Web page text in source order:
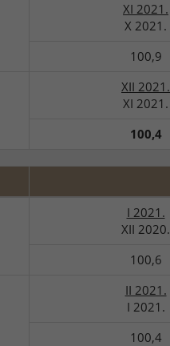
XI 2021.
X 2021.
100,9
XII 2021.
XI 2021.
100,4
I 2021.
XII 2020.
100,6
II 2021.
I 2021.
100,4